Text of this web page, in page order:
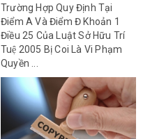
Trường Hợp Quy Định Tại
Điểm A Và Điểm Đ Khoản 1
Điều 25 Của Luật Sở Hữu Trí
Tuệ 2005 Bị Coi Là Vi Phạm
Quyền ...